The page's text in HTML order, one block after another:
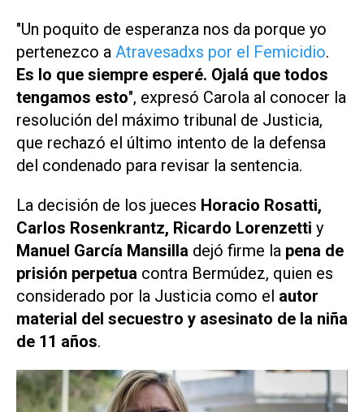
"Un poquito de esperanza nos da porque yo
pertenezco a Atravesadxs por el Femicidio.
Es lo que siempre esperé. Ojalá que todos
tengamos esto", expresó Carola al conocer la
resolución del máximo tribunal de Justicia,
que rechazó el último intento de la defensa
del condenado para revisar la sentencia.
La decisión de los jueces Horacio Rosatti,
Carlos Rosenkrantz, Ricardo Lorenzetti y
Manuel García Mansilla dejó firme la pena de
prisión perpetua contra Bermúdez, quien es
considerado por la Justicia como el autor
material del secuestro y asesinato de la niña
de 11 años.